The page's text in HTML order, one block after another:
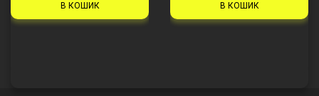
В КОШИК В КОШИК